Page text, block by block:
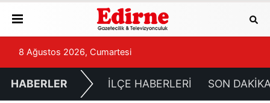
8 Ağustos 2026, Cumartesi
HABERLER İLÇE HABERLERİ SON